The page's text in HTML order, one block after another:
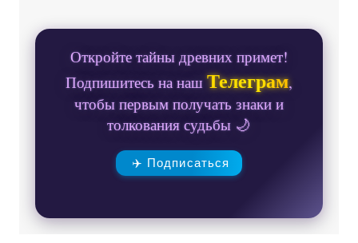
Откройте тайны древних примет!
Подпишитесь на нашТелеграм,
чтобы первым получать знаки и
толкования судьбы 🌙
✈️ Подписаться